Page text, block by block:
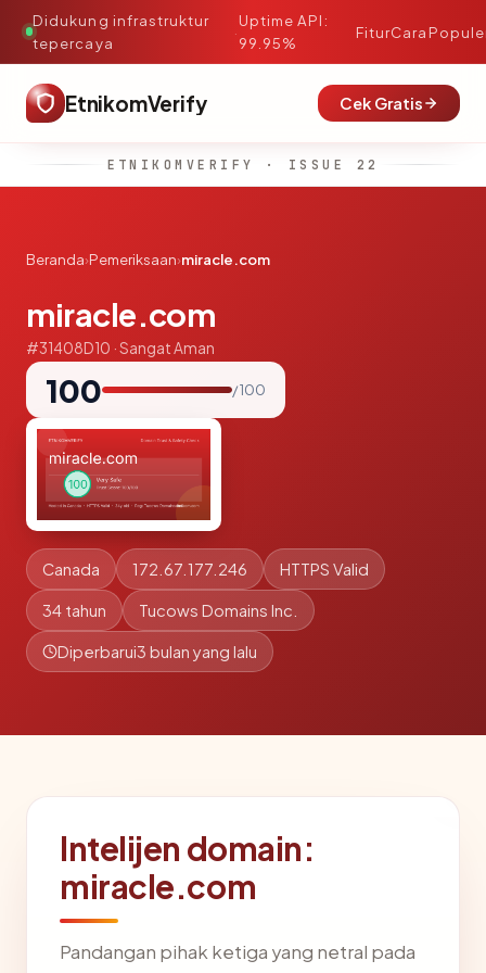
Didukung infrastruktur
tepercaya
·
Uptime API:
99.95%
FiturCara
EtnikomVerify Cek Gratis
ETNIKOMVERIFY · ISSUE 22
Beranda›Pemeriksaan›miracle.com
miracle.com
#31408D10 · Sangat Aman
100 / 100
Canada 172.67.177.246 HTTPS Valid
34 tahun Tucows Domains Inc.
Diperbarui3 bulan yang lalu
Intelijen domain:
miracle.com
Pandangan pihak ketiga yang netral pada